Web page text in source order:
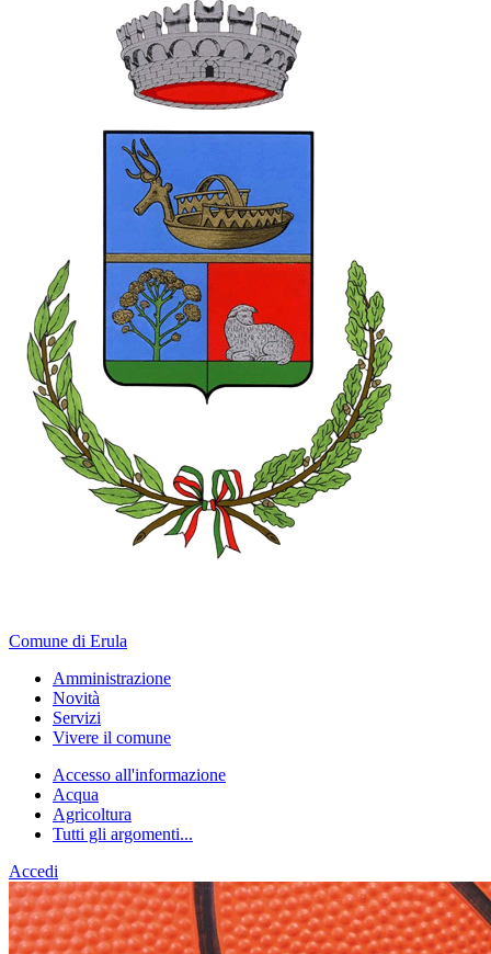
Comune di Erula
Amministrazione
Novità
Servizi
Vivere il comune
Accesso all'informazione
Acqua
Agricoltura
Tutti gli argomenti...
Accedi